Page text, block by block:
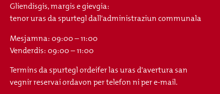
Gliendisgis, margis e gievgia:
tenor uras da spurtegl dall'administraziun communala
Mesjamna: 09:00 – 11:00
Venderdis: 09:00 – 11:00
Termins da spurtegl ordeifer las uras d'avertura san
vegnir reservai ordavon per telefon ni per e-mail.